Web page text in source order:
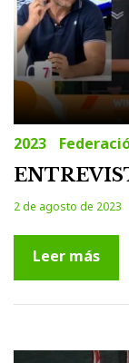
2023
2 de agosto de 2023
Leer más